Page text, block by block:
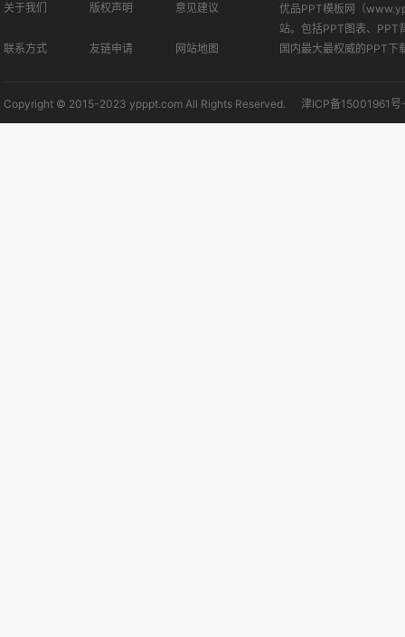
关于我们 版权声明 意见建议
联系方式 友链申请 网站地图
优品PPT模板网（
站。包括PPT图表、PPT
国内最大最权威的PPT下
Copyright © 2015-2023 ypppt.com All Rights Reserved. 津ICP备15001961号